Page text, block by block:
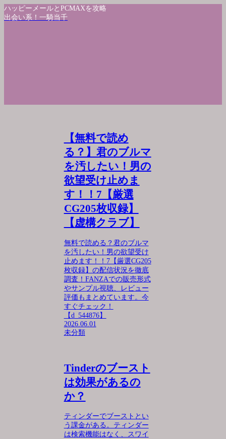
ハッピーメールとPCMAXを攻略
出会い系！一騎当千
【無料で読め
る？】君のブルマ
を汚したい！男の
欲望受け止めま
す！！7【厳選
CG205枚収録】
【虚構クラブ】
無料で読める？君のブルマ
を汚したい！男の欲望受け
止めます！！7【厳選CG205
枚収録】の配信状況を徹底
調査！FANZAでの販売形式
やサンプル視聴、レビュー
評価もまとめています。今
すぐチェック！
【d_544876】
2026.06.01
未分類
Tinderのブースト
は効果があるの
か？
ティンダーでブーストとい
う課金がある。ティンダー
は検索機能はなく、スワイ